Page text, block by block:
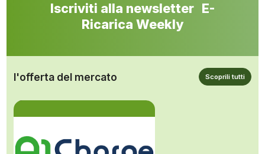
Iscriviti alla newsletter E-
Ricarica Weekly
l'offerta del mercato Scoprili tutti